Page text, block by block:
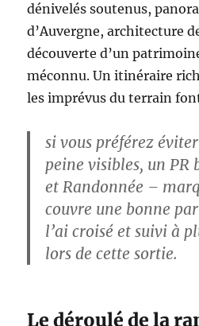
dénivelés soutenus,
d’Auvergne, architecture
découverte d’un
méconnu. Un itinéraire
les imprévus du terrain
si vous préférez
peine visibles, un PR
et Randonnée –
couvre une bonne
l’ai croisé et suivi à
lors de cette sortie.
Le déroulé de la